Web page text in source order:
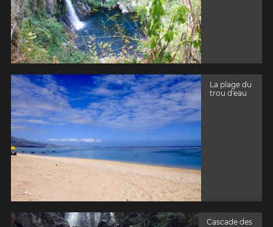
La plage du
trou d'eau
Cascade des